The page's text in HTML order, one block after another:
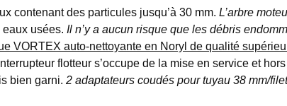
contenant des particules jusqu’à 30 mm. L’arbre
usées. Il n’y a aucun risque que les débris
VORTEX auto-nettoyante en Noryl de qualité
flotteur s’occupe de la mise en service et
bien garni. 2 adaptateurs coudés pour tuyau 38 mm/